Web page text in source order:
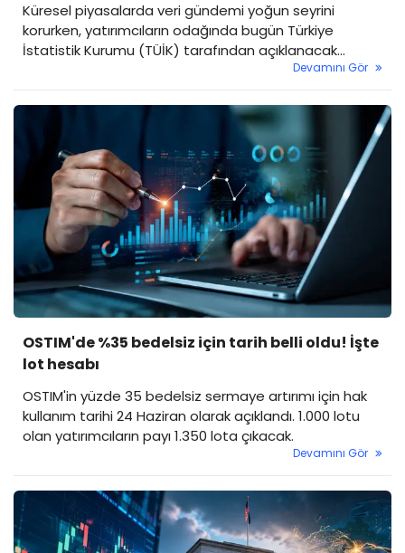
Küresel piyasalarda veri gündemi yoğun seyrini
korurken, yatırımcıların odağında bugün Türkiye
İstatistik Kurumu (TÜİK) tarafından açıklanacak
Hizmet, Perakende Ticaret ve İnşaat Güven
Endeksleri yer alıyor. Borsa İstanbul'un güne yatay bir
başlangıç yapması bekleniyor.
Devamını Gör
OSTIM'de %35 bedelsiz için tarih belli oldu! İşte
lot hesabı
OSTIM'in yüzde 35 bedelsiz sermaye artırımı için hak
kullanım tarihi 24 Haziran olarak açıklandı. 1.000 lotu
olan yatırımcıların payı 1.350 lota çıkacak.
Devamını Gör